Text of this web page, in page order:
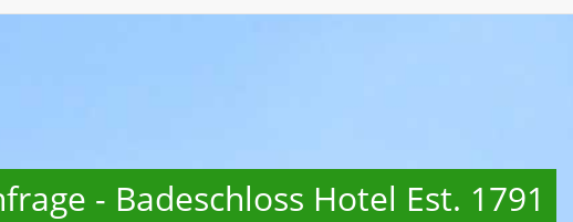
- Badeschloss Hotel Est. 1791